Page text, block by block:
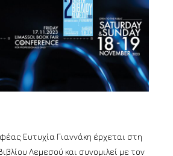
Ευτυχία Γιαννάκη έρχεται στη
Λεμεσού και συνομιλεί με τον